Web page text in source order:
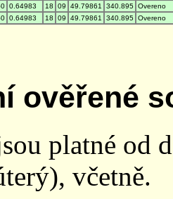
0.64983 18 09 49.79861 340.895 Overeno
0.64983 18 09 49.79861 340.895 Overeno
ověřené
platné od
včetně.